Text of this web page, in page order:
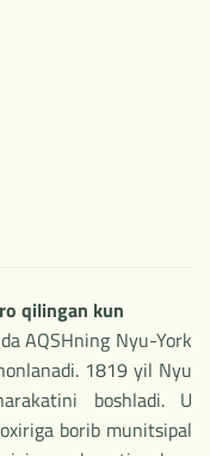
qilingan kun
AQSHning Nyu-York
1819 yil Nyu
boshladi. U
borib munitsipal